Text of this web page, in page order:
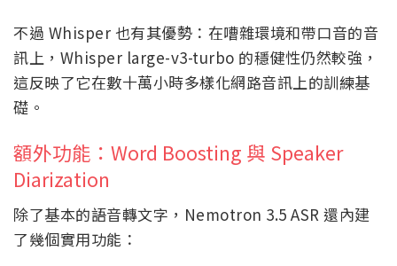
不過 Whisper 也有其優勢：在嘈雜環境和帶口音的音
訊上，Whisper large-v3-turbo 的穩健性仍然較強，
這反映了它在數十萬小時多樣化網路音訊上的訓練基
礎。
額外功能：Word Boosting 與 Speaker
Diarization
除了基本的語音轉文字，Nemotron 3.5 ASR 還內建
了幾個實用功能：